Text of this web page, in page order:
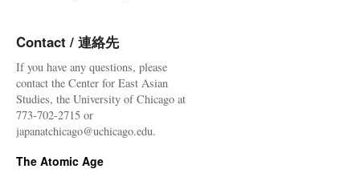
Contact / 連絡先
If you have any questions, please
contact the Center for East Asian
Studies, the University of Chicago at
773-702-2715 or
japanatchicago@uchicago.edu.
The Atomic Age